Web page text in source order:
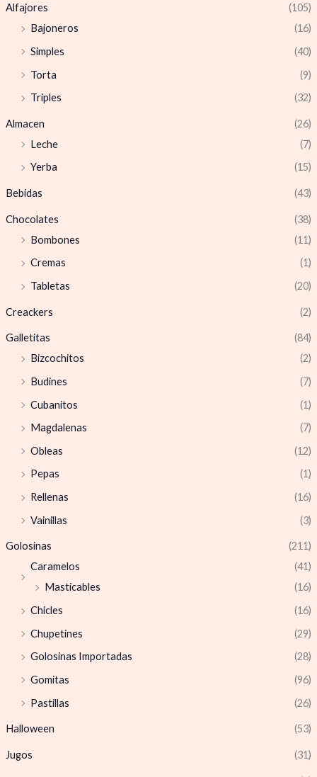
Alfajores
(105)
Bajoneros
(16)
Simples
(40)
Torta
(9)
Triples
(32)
Almacen
(26)
Leche
(7)
Yerba
(15)
Bebidas (43)
Chocolates
(38)
Bombones
(11)
Cremas
(1)
Tabletas
(20)
Creackers (2)
Galletitas
(84)
Bizcochitos
(2)
Budines
(7)
Cubanitos
(1)
Magdalenas
(7)
Obleas
(12)
Pepas
(1)
Rellenas
(16)
Vainillas
(3)
Golosinas
(211)
Caramelos
(41)
Masticables
(16)
Chicles
(16)
Chupetines
(29)
Golosinas Importadas
(28)
Gomitas
(96)
Pastillas
(26)
Halloween (53)
Jugos (31)